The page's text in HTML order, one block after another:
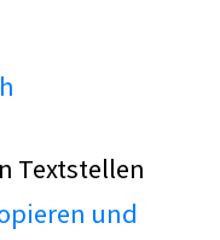
Textstellen
und